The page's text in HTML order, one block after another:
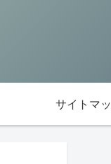
サイトマ